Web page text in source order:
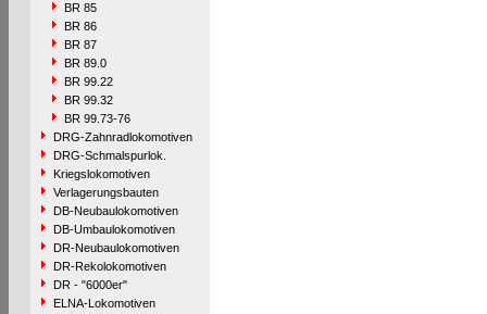
BR 85
BR 86
BR 87
BR 89.0
BR 99.22
BR 99.32
BR 99.73-76
DRG-Zahnradlokomotiven
DRG-Schmalspurlok.
Kriegslokomotiven
Verlagerungsbauten
DB-Neubaulokomotiven
DB-Umbaulokomotiven
DR-Neubaulokomotiven
DR-Rekolokomotiven
DR - "6000er"
ELNA-Lokomotiven